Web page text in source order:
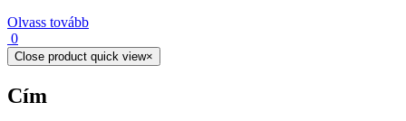
Olvass tovább
0
Close product quick view×
Cím